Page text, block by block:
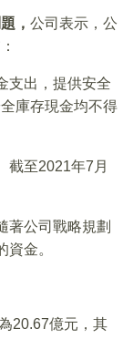
， 公司表示，公
支出，提供安全
庫存現金均不得
截至2021年7月
著公司戰略規劃
金。
20.67億元，其